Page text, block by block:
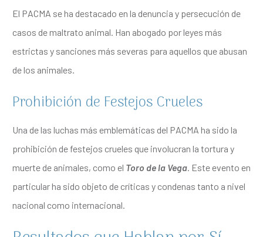
El PACMA se ha destacado en la denuncia y persecución de
casos de maltrato animal. Han abogado por leyes más
estrictas y sanciones más severas para aquellos que abusan
de los animales.
Prohibición de Festejos Crueles
Una de las luchas más emblemáticas del PACMA ha sido la
prohibición de festejos crueles que involucran la tortura y
muerte de animales, como el Toro de la Vega. Este evento en
particular ha sido objeto de críticas y condenas tanto a nivel
nacional como internacional.